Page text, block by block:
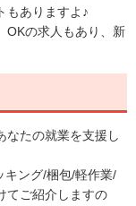
もありますよ♪
OKの求人もあり、新
なたの就業を支援し
キング/梱包/軽作業/
てご紹介しますの